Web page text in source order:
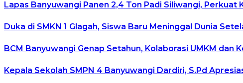
Lapas Banyuwangi Panen 2,4 Ton Padi Siliwangi, Perkuat
Duka di SMKN 1 Glagah, Siswa Baru Meninggal Dunia
BCM Banyuwangi Genap Setahun, Kolaborasi UMKM dan
Kepala Sekolah SMPN 4 Banyuwangi Dardiri, S.Pd